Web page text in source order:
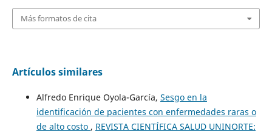
Más formatos de cita
Artículos similares
Alfredo Enrique Oyola-García, Sesgo en la
identificación de pacientes con enfermedades raras o
de alto costo , REVISTA CIENTÍFICA SALUD UNINORTE: